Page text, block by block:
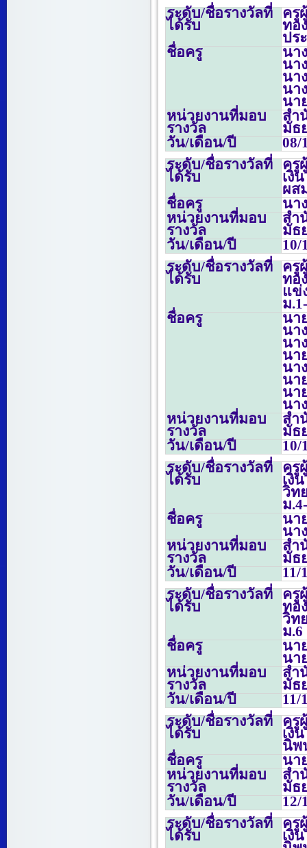
ระดับ/ชื่อรางวัลที่
ได้รับ
ครู
ทอ
ปร
ชื่อครู
นา
นา
นา
นา
นา
หน่วยงานที่มอบ
รางวัล
สำ
มัธ
วัน/เดือน/ปี
08/
ระดับ/ชื่อรางวัลที่
ได้รับ
ครู
เงิ
ผส
ชื่อครู
นา
หน่วยงานที่มอบ
รางวัล
สำ
มัธ
วัน/เดือน/ปี
10/
ระดับ/ชื่อรางวัลที่
ได้รับ
ครู
ทอ
แข่
ม.1-
ชื่อครู
นา
นา
นา
นา
นา
นา
นา
นา
หน่วยงานที่มอบ
รางวัล
สำ
มัธ
วัน/เดือน/ปี
10/
ระดับ/ชื่อรางวัลที่
ได้รับ
ครู
เ
วิท
ม.4-
ชื่อครู
นา
นา
หน่วยงานที่มอบ
รางวัล
สำ
มัธ
วัน/เดือน/ปี
11/
ระดับ/ชื่อรางวัลที่
ได้รับ
ครู
ทอ
วิท
ม.6
ชื่อครู
นา
นา
หน่วยงานที่มอบ
รางวัล
สำ
มัธ
วัน/เดือน/ปี
11/
ระดับ/ชื่อรางวัลที่
ได้รับ
ครู
เงิ
นิพ
ชื่อครู
นา
หน่วยงานที่มอบ
รางวัล
สำ
มัธ
วัน/เดือน/ปี
12/
ระดับ/ชื่อรางวัลที่
ได้รับ
ครู
เงิ